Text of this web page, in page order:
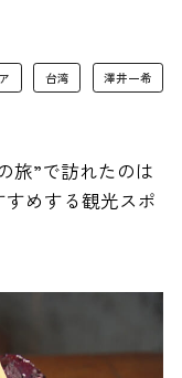
台湾 澤井一希
旅”で訪れたのは
めする観光スポ